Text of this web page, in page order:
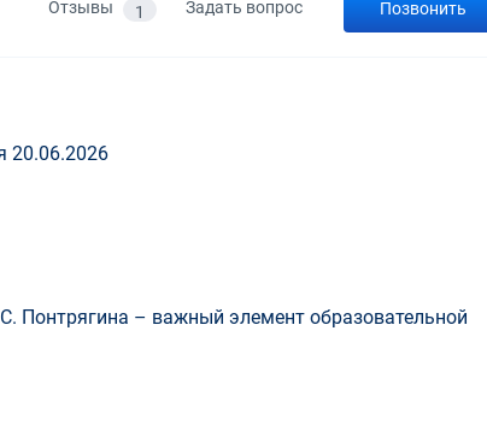
Отзывы 1 Задать вопрос Позвонить
20.06.2026
Понтрягина – важный элемент образовательной